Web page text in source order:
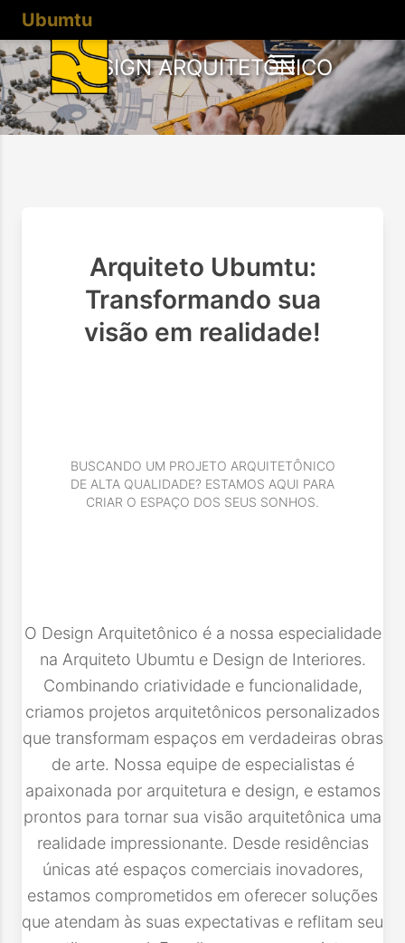
Ubumtu
DESIGN ARQUITETÔNICO
Arquiteto Ubumtu:
Transformando sua
visão em realidade!
BUSCANDO UM PROJETO ARQUITETÔNICO
DE ALTA QUALIDADE? ESTAMOS AQUI PARA
CRIAR O ESPAÇO DOS SEUS SONHOS.
O Design Arquitetônico é a nossa especialidade
na Arquiteto Ubumtu e Design de Interiores.
Combinando criatividade e funcionalidade,
criamos projetos arquitetônicos personalizados
que transformam espaços em verdadeiras obras
de arte. Nossa equipe de especialistas é
apaixonada por arquitetura e design, e estamos
prontos para tornar sua visão arquitetônica uma
realidade impressionante. Desde residências
únicas até espaços comerciais inovadores,
estamos comprometidos em oferecer soluções
que atendam às suas expectativas e reflitam seu